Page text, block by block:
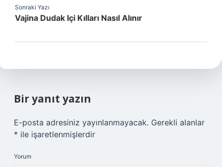
Sonraki Yazı
Vajina Dudak Içi Kılları Nasıl Alınır
Bir yanıt yazın
E-posta adresiniz yayınlanmayacak. Gerekli alanlar
* ile işaretlenmişlerdir
Yorum